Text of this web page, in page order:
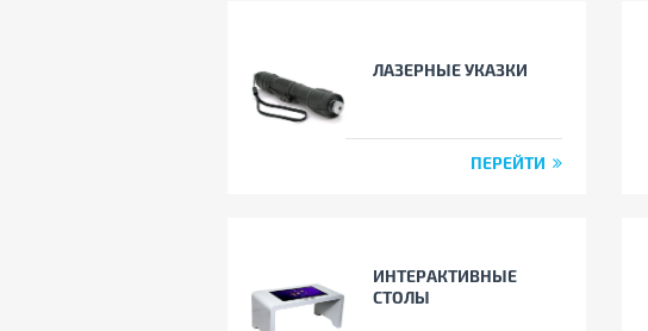
ЛАЗЕРНЫЕ УКАЗКИ
ПЕРЕЙТИ
ИНТЕРАКТИВНЫЕ
СТОЛЫ